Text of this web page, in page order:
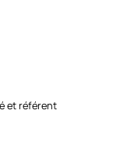
et référent